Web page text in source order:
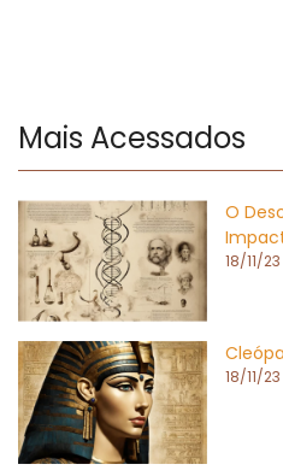
Mais Acessados
O
18/11/23
18/11/23